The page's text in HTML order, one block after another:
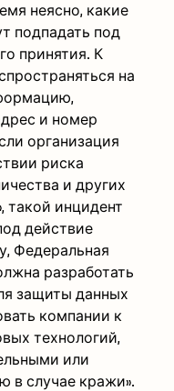
неясно, какие
подпадать под
принятия. К
на
и номер
организация
риска
и других
такой инцидент
действие
Федеральная
разработать
защиты данных
компании к
технологий,
или
в случае кражи».